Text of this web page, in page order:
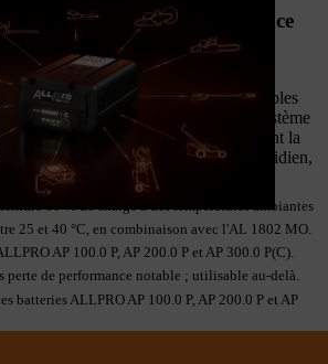
conçue pour une polyvalence
rechargeables ALLPRO sont compatibles
de la gamme, dont l’ensemble du système
de vos équipements en réduisant la
tout en facilitant leur utilisation au quotidien,
80 % de charge à des températures ambiantes
25 et 40 °C, en combinaison avec l'AL 1802 MO.
AP 100.0 P, AP 200.0 P et AP 300.0 P(C).
perte de performance notable ; utilisable au-delà.
batteries ALLPRO AP 100.0 P, AP 200.0 P et AP